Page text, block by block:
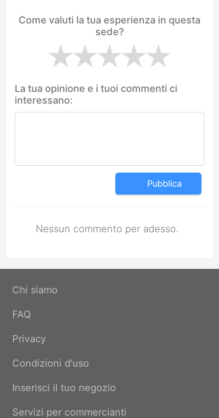
Come valuti la tua esperienza in questa
sede?
La tua opinione e i tuoi commenti ci
interessano:
Pubblica
Nessun commento per adesso.
Chi siamo
FAQ
Privacy
Condizioni d'uso
Inserisci il tuo negozio
Servizi per commercianti